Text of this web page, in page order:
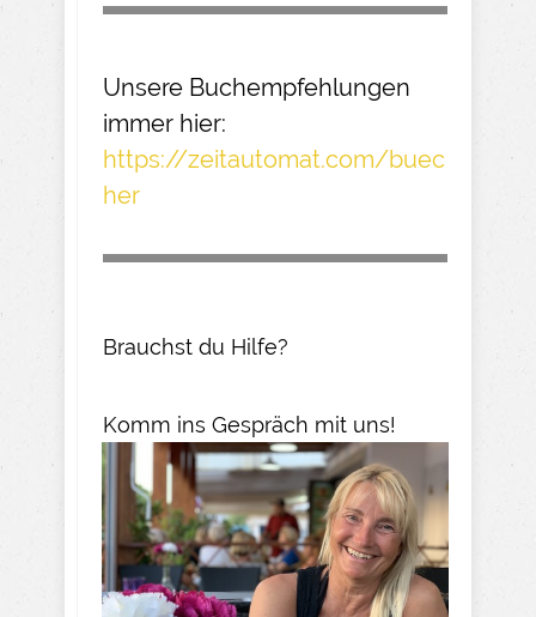
Unsere Buchempfehlungen
immer hier:
https://zeitautomat.com/buec
her
Brauchst du Hilfe?
Komm ins Gespräch mit uns!